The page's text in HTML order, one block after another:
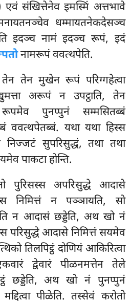
संखित्तेनेव इमस्मिं अत्तभावे
धम्मायतनेकदेसञ्च
इदञ्च नामं इदञ्च रूपं, इदं
नामरूपं ववत्थपेति.
तेन मुखेन रूपं परिग्गहेत्वा
अरूपं न उपट्ठाति, तेन
पुनप्पुनं सम्मसितब्बं
ववत्थपेतब्बं. यथा यथा हिस्स
निज्जटं सुपरिसुद्धं, तथा तथा
पाकटा होन्ति.
पुरिसस्स अपरिसुद्धे आदासे
निमित्तं न पञ्ञायति, सो
न आदासं छड्डेति, अथ खो नं
परिसुद्धे आदासे निमित्तं सयमेव
तिलपिट्ठं दोणियं आकिरित्वा
द्वेवारं पीळनमत्तेन तेले
छड्डेति, अथ खो नं पुनप्पुनं
पीळेति. तस्सेवं करोतो